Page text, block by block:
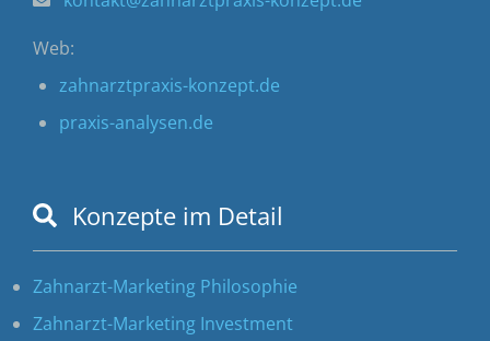
Web:
zahnarztpraxis-konzept.de
praxis-analysen.de
Konzepte im Detail
Zahnarzt-Marketing Philosophie
Zahnarzt-Marketing Investment